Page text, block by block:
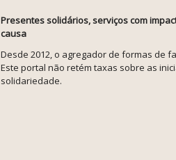
Presentes solidários, serviços com
causa
Desde 2012, o agregador de formas de
Este portal não retém taxas sobre as
solidariedade.